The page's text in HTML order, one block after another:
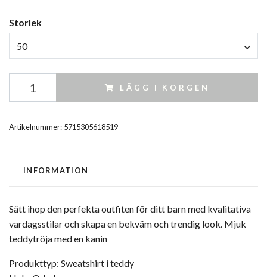
Storlek
50
LÄGG I KORGEN
Artikelnummer: 5715305618519
INFORMATION
Sätt ihop den perfekta outfiten för ditt barn med kvalitativa
vardagsstilar och skapa en bekväm och trendig look. Mjuk
teddytröja med en kanin
Produkttyp: Sweatshirt i teddy